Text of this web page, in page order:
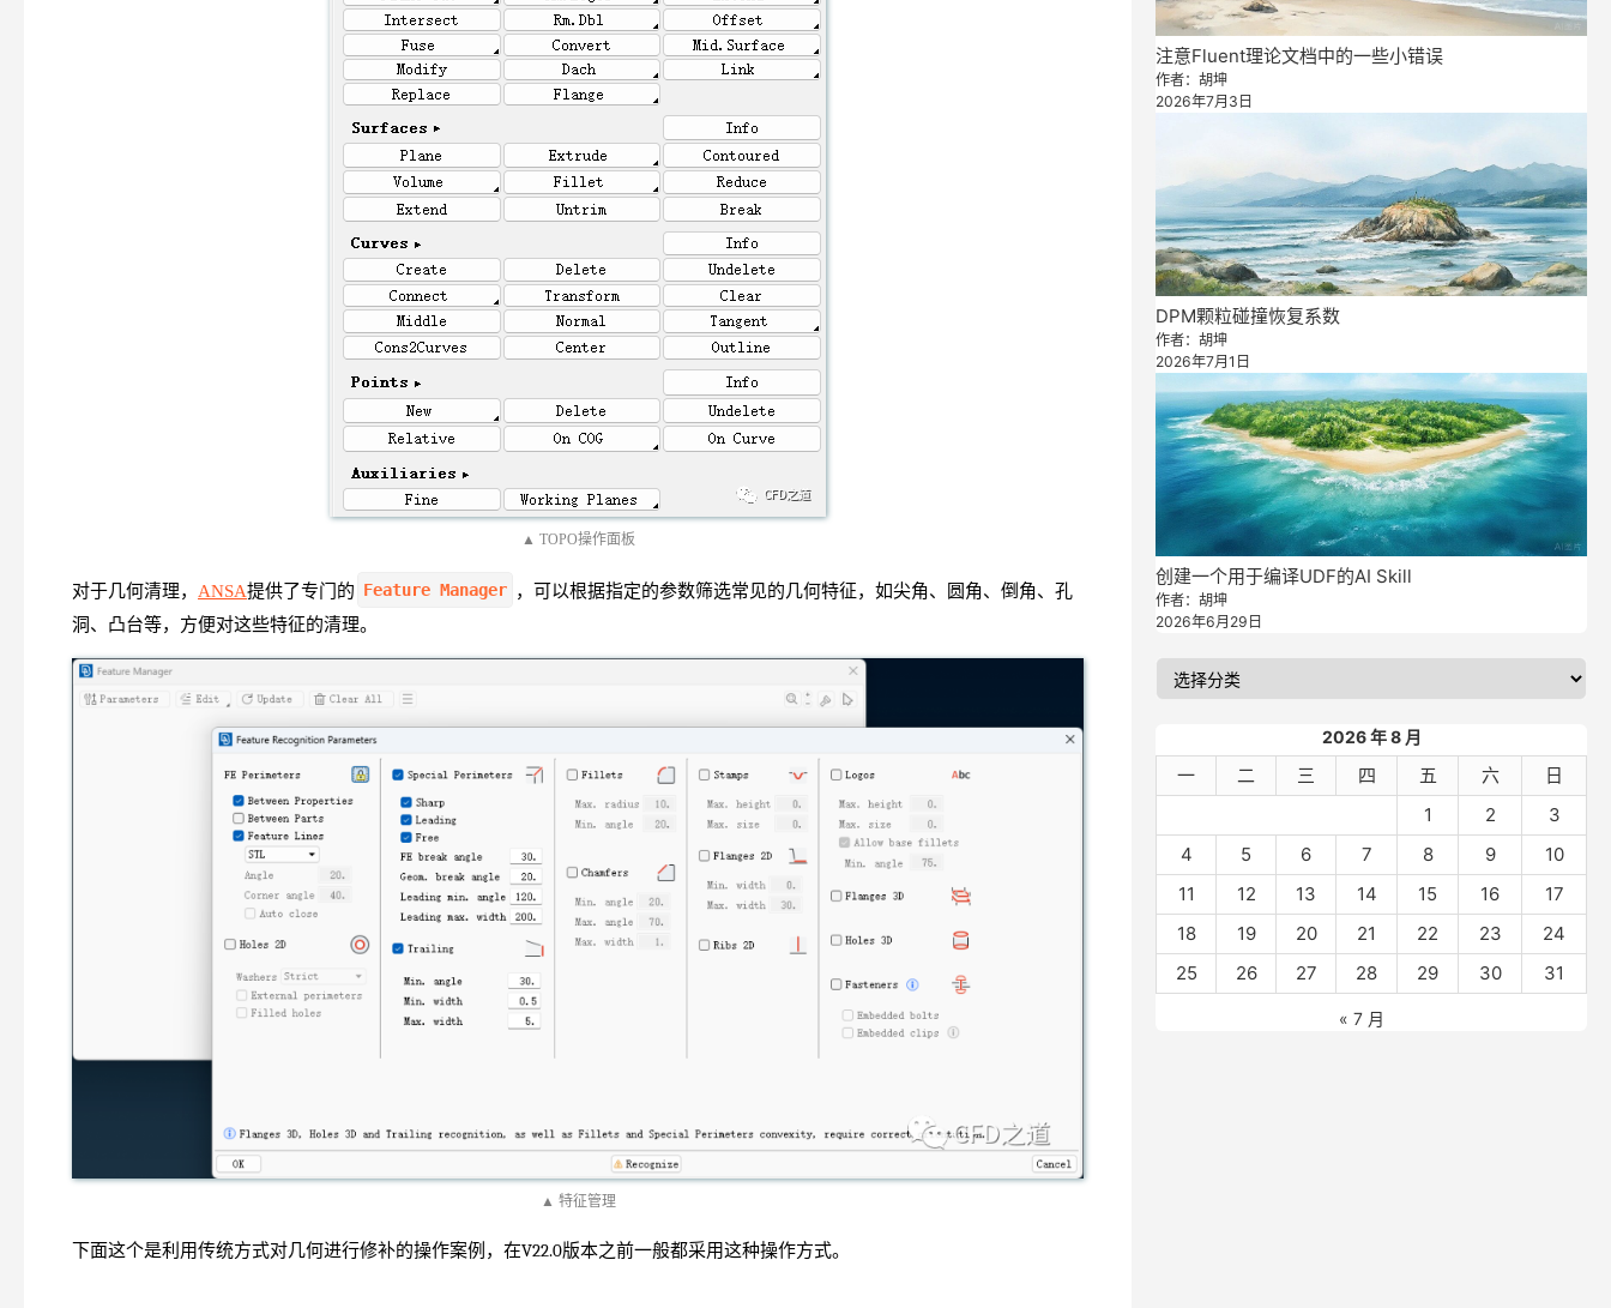
▲ TOPO操作面板
对于几何清理， ANSA提供了专门的 Feature Manager ，可以根据指定的参数筛选常见的几何特征，如尖角、圆角、倒角、孔
洞、凸台等，方便对这些特征的清理。
▲ 特征管理
下面这个是利用传统方式对几何进行修补的操作案例，在V22.0版本之前一般都采用这种操作方式。
注意Fluent理论文档中的一些小错误
作者：胡坤
2026年7月3日
DPM颗粒碰撞恢复系数
作者：胡坤
2026年7月1日
创建一个用于编译UDF的AI Skill
作者：胡坤
2026年6月29日
2026 年 8 月
一 二 三 四 五 六
日
1
2
3
4
5 6 7 8 9
10
11
12 13 14 15 16
17
18
19 20 21 22 23
24
25
26 27 28 29 30 31
« 7 月